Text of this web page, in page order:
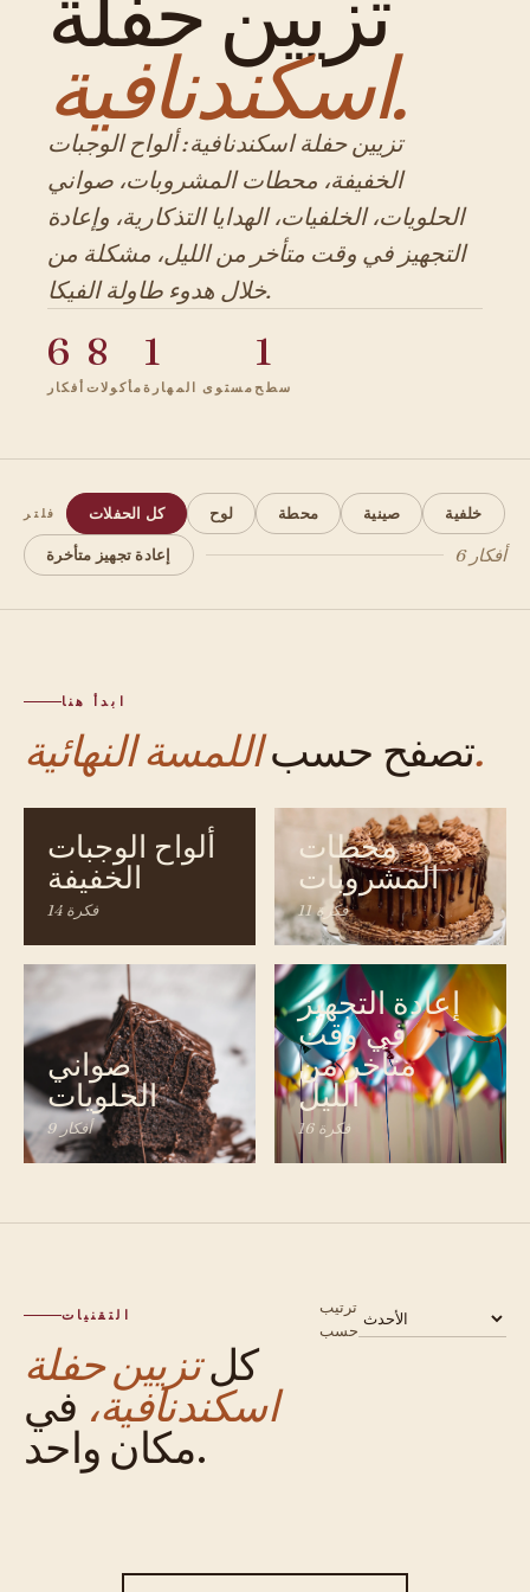
اسكندنافية.
تزيين حفلة اسكندنافية: ألواح الوجبات
الخفيفة، محطات المشروبات، صواني
الحلويات، الخلفيات، الهدايا التذكارية، وإعادة
التجهيز في وقت متأخر من الليل، مشكلة من
خلال هدوء طاولة الفيكا.
6
أفكار
8
مأكولات
1
مستوى المهارة
1
سطح
فلتر كل الحفلات لوح محطة صينية خلفية
إعادة تجهيز متأخرة 6 أفكار
ابدأ هنا
تصفح حسباللمسة النهائية.
ألواح الوجبات
الخفيفة
14 فكرة
محطات
المشروبات
11 فكرة
صواني
الحلويات
9 أفكار
إعادة التجهيز
في وقت
متأخر من
الليل
16 فكرة
التقنيات
كلتزيين حفلة
اسكندنافية، في
مكان واحد.
ترتيب
حسب